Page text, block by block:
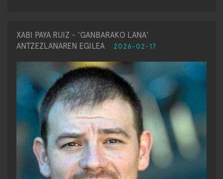
XABI PAYA RUIZ - 'GANBARAKO LANA'
ANTZEZLANAREN EGILEA
2026-02-17